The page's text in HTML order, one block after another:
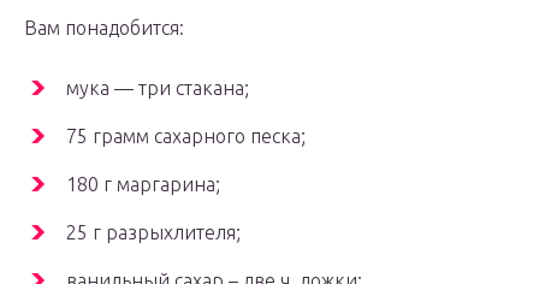
Вам понадобится:
мука — три стакана;
75 грамм сахарного песка;
180 г маргарина;
25 г разрыхлителя;